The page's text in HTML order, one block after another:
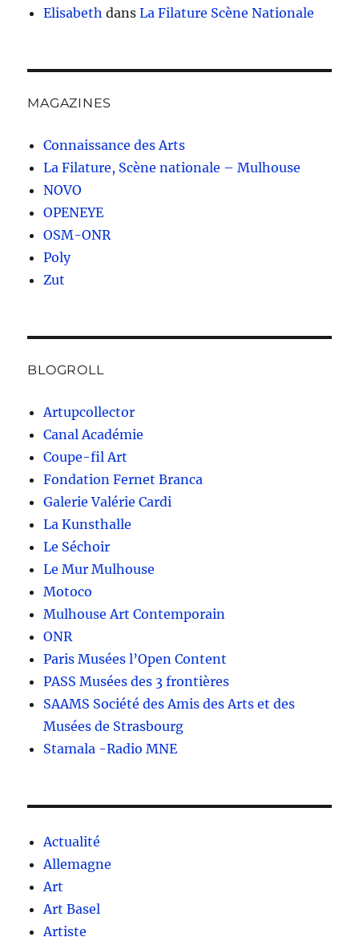
Elisabeth dansLa Filature Scène Nationale
MAGAZINES
Connaissance des Arts
La Filature, Scène nationale – Mulhouse
NOVO
OPENEYE
OSM-ONR
Poly
Zut
BLOGROLL
Artupcollector
Canal Académie
Coupe-fil Art
Fondation Fernet Branca
Galerie Valérie Cardi
La Kunsthalle
Le Séchoir
Le Mur Mulhouse
Motoco
Mulhouse Art Contemporain
ONR
Paris Musées l’Open Content
PASS Musées des 3 frontières
SAAMS Société des Amis des Arts et des
Musées de Strasbourg
Stamala -Radio MNE
Actualité
Allemagne
Art
Art Basel
Artiste